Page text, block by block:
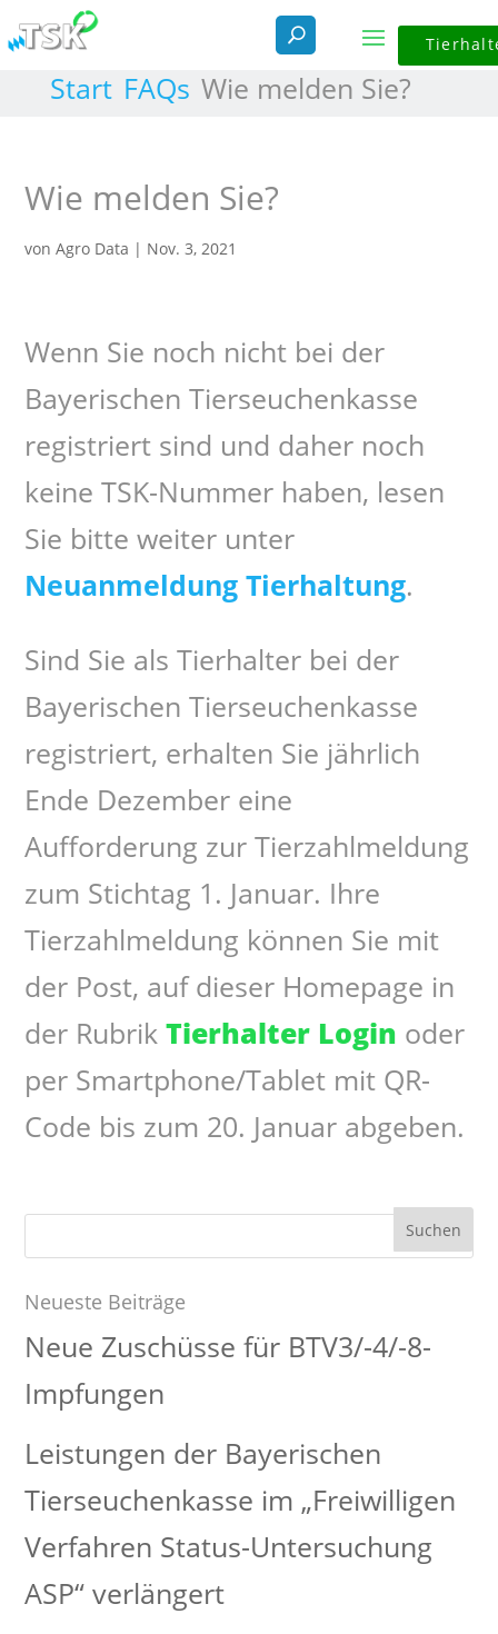
Start FAQs Wie melden Sie?
Wie melden Sie?
vonAgro Data | Nov. 3, 2021
Wenn Sie noch nicht bei der
Bayerischen Tierseuchenkasse
registriert sind und daher noch
keine TSK-Nummer haben, lesen
Sie bitte weiter unter
Neuanmeldung Tierhaltung.
Sind Sie als Tierhalter bei der
Bayerischen Tierseuchenkasse
registriert, erhalten Sie jährlich
Ende Dezember eine
Aufforderung zur Tierzahlmeldung
zum Stichtag 1. Januar. Ihre
Tierzahlmeldung können Sie mit
der Post, auf dieser Homepage in
der RubrikTierhalter Login oder
per Smartphone/Tablet mit QR-
Code bis zum 20. Januar abgeben.
Suchen
nach:
Neueste Beiträge
Neue Zuschüsse für BTV3/-4/-8-
Impfungen
Leistungen der Bayerischen
Tierseuchenkasse im „Freiwilligen
Verfahren Status-Untersuchung
ASP“ verlängert